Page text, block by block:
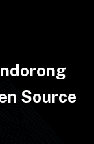
Source